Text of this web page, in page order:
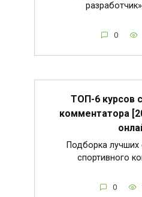
0
ТОП-6 курсов
комментатора
Подборка лучших
спортивного
0